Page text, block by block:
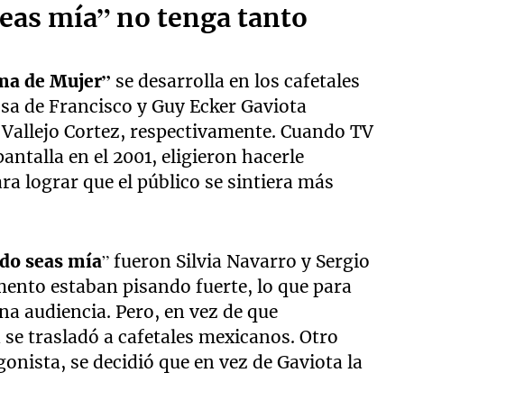
mía” no tenga tanto
de Mujer” se desarrolla en los cafetales
de Francisco y Guy Ecker Gaviota
Cortez, respectivamente. Cuando TV
en el 2001, eligieron hacerle
lograr que el público se sintiera más
seas mía” fueron Silvia Navarro y Sergio
estaban pisando fuerte, lo que para
audiencia. Pero, en vez de que
trasladó a cafetales mexicanos. Otro
se decidió que en vez de Gaviota la